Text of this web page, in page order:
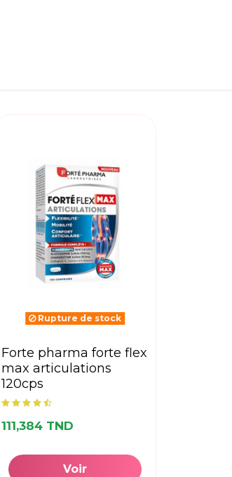
Rupture de stock
forte pharma forte flex
max articulations
120cps
111,384 TND
Voir